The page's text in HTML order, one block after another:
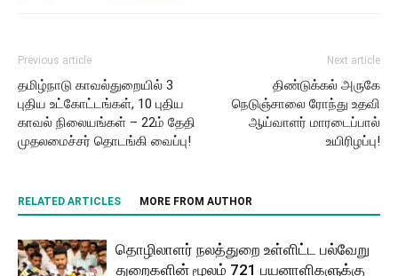
Previous article
தமிழ்நாடு காவல்துறையில் 3
புதிய உட்கோட்டங்கள், 10 புதிய
காவல் நிலையங்கள் – 22ம் தேதி
முதலமைச்சர் தொடங்கி வைப்பு!
Next article
திண்டுக்கல் அருகே
நெடுஞ்சாலை ரோந்து உதவி
ஆய்வாளர் மாரடைப்பால்
உயிரிழப்பு!
RELATED ARTICLES MORE FROM AUTHOR
தொழிலாளர் நலத்துறை உள்ளிட்ட பல்வேறு
துறைகளின் மூலம் 721 பயனாளிகளுக்கு